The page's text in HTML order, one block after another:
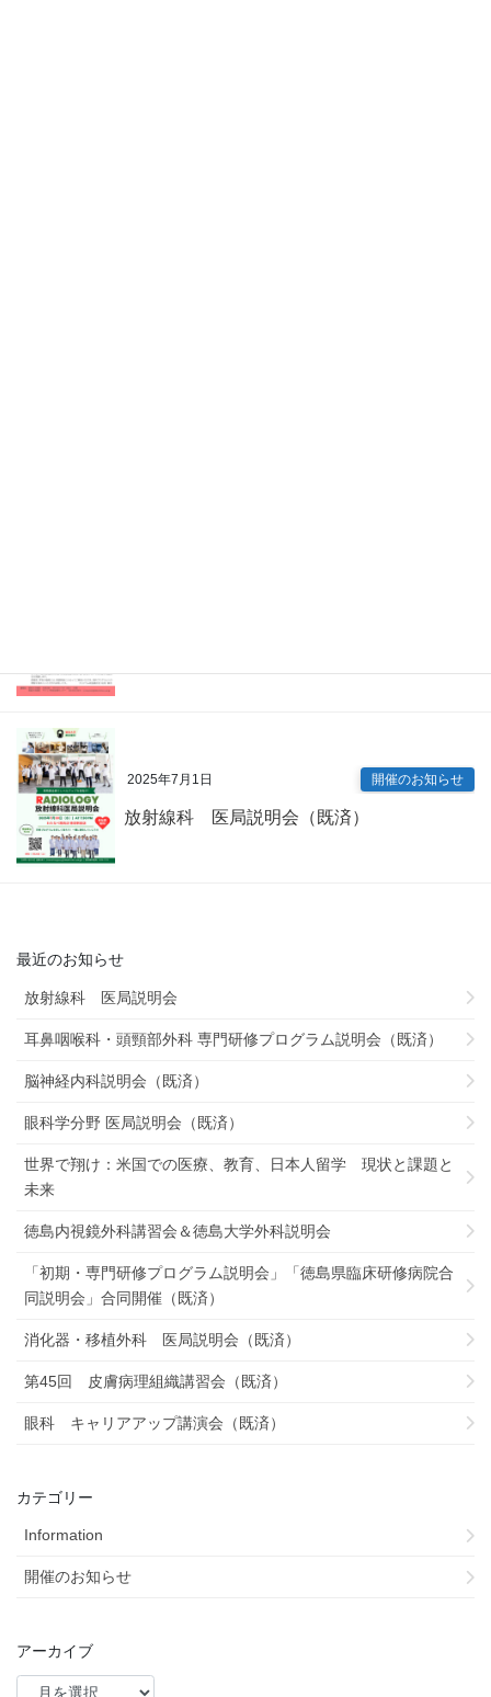
2025年7月1日 開催のお知らせ
放射線科 医局説明会（既済）
最近のお知らせ
放射線科 医局説明会
耳鼻咽喉科・頭頸部外科 専門研修プログラム説明会（既済）
脳神経内科説明会（既済）
眼科学分野 医局説明会（既済）
世界で翔け：米国での医療、教育、日本人留学 現状と課題と
未来
徳島内視鏡外科講習会＆徳島大学外科説明会
「初期・専門研修プログラム説明会」「徳島県臨床研修病院合
同説明会」合同開催（既済）
消化器・移植外科 医局説明会（既済）
第45回 皮膚病理組織講習会（既済）
眼科 キャリアアップ講演会（既済）
カテゴリー
Information
開催のお知らせ
アーカイブ